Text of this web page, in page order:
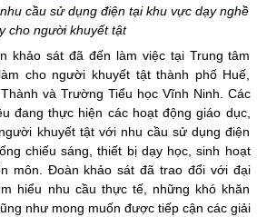
cầu sử dụng điện tại khu vực dạy nghề
cho người khuyết tật
khảo sát đã đến làm việc tại Trung tâm
cho người khuyết tật thành phố Huế,
và Trường Tiểu học Vĩnh Ninh. Các
đang thực hiện các hoạt động giáo dục,
khuyết tật với nhu cầu sử dụng điện
chiếu sáng, thiết bị dạy học, sinh hoạt
môn. Đoàn khảo sát đã trao đổi với đại
hiểu nhu cầu thực tế, những khó khăn
như mong muốn được tiếp cận các giải